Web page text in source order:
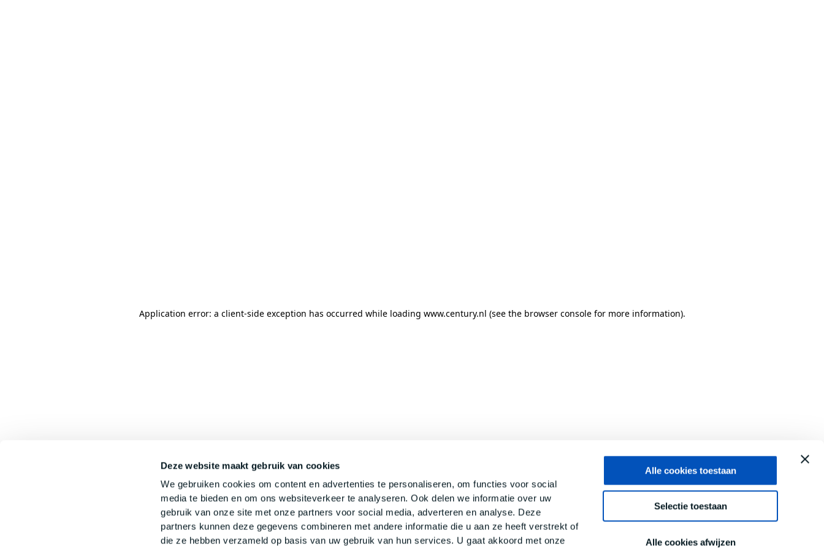
Deze website maakt gebruik van cookies
We gebruiken cookies om content en advertenties te personaliseren, om functies voor social
media te bieden en om ons websiteverkeer te analyseren. Ook delen we informatie over uw
gebruik van onze site met onze partners voor social media, adverteren en analyse. Deze
partners kunnen deze gegevens combineren met andere informatie die u aan ze heeft verstrekt of
die ze hebben verzameld op basis van uw gebruik van hun services. U gaat akkoord met onze
Alle cookies toestaan
Selectie toestaan
Alle cookies afwijzen
Application error: a client-side exception has occurred while loading www.century.nl (see the browser consolefor more information).